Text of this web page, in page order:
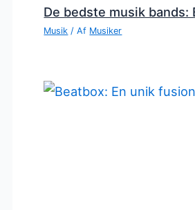
De bedste musik bands:
Musik / Af Musiker